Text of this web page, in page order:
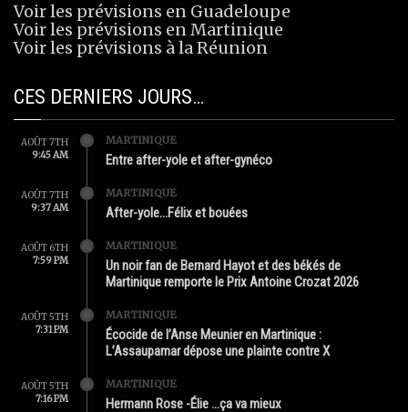
Voir les prévisions en Guadeloupe
Voir les prévisions en Martinique
Voir les prévisions à la Réunion
CES DERNIERS JOURS…
AOÛT 7TH
9:45 AM
MARTINIQUE
Entre after-yole et after-gynéco
AOÛT 7TH
9:37 AM
MARTINIQUE
After-yole…Félix et bouées
AOÛT 6TH
7:59 PM
MARTINIQUE
Un noir fan de Bernard Hayot et des békés de
Martinique remporte le Prix Antoine Crozat 2026
AOÛT 5TH
7:31 PM
MARTINIQUE
Écocide de l’Anse Meunier en Martinique :
L’Assaupamar dépose une plainte contre X
AOÛT 5TH
7:16 PM
MARTINIQUE
Hermann Rose -Élie …ça va mieux